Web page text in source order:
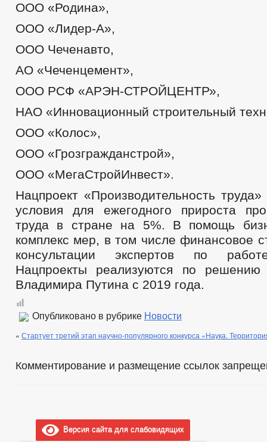
ООО «Родина»,
ООО «Лидер-А»,
ООО Чеченавто,
АО «Чеченцемент»,
ООО РСФ «АРЭН-СТРОЙЦЕНТР»,
НАО «Инновационный строительный
ООО «Колос»,
ООО «Грозгражданстрой»,
ООО «МегаСтройИнвест».
Нацпроект «Производительность
условия для ежегодного прироста
труда в стране на 5%. В помощь
комплекс мер, в том числе финансовое
консультации экспертов по
Нацпроекты реализуются по
Владимира Путина с 2019 года.
Опубликовано в рубрике Новости
« Стартует третий этап научно-популярного конкурса «Наука.
Комментирование и размещение ссылок
Версия сайта для слабовидящих